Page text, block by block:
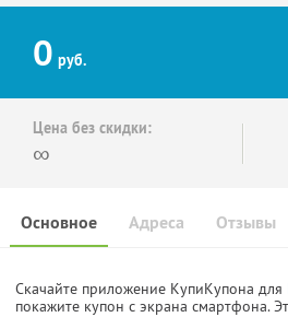
0 руб.
Цена без скидки:
∞
Основное Отзывы
Адреса
Скачайте приложение КупиКупона для
покажите купон с экрана смартфона.